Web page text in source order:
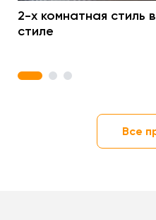
2-х комнатная стиль
стиле
1 2 3
Все